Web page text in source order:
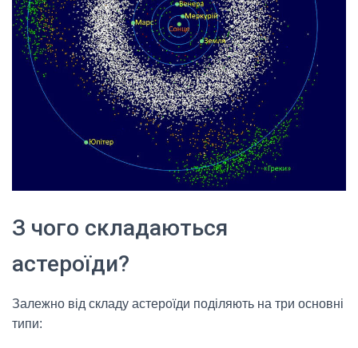
З чого складаються
астероїди?
Залежно від складу астероїди поділяють на три основні
типи: